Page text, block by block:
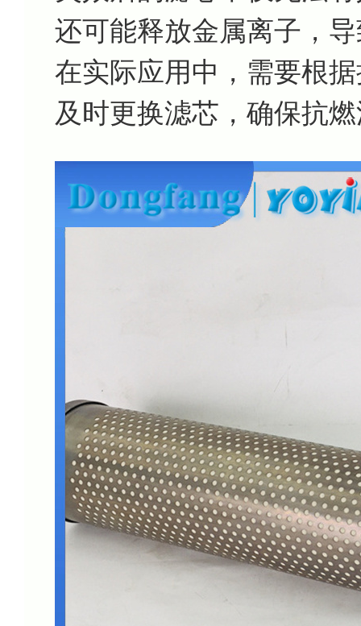
还可能释放金属离子，
在实际应用中，需要根
及时更换滤芯，确保抗